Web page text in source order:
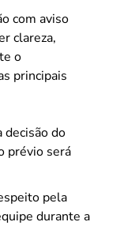
com aviso
clareza,
o
principais
decisão do
prévio será
pela
durante a